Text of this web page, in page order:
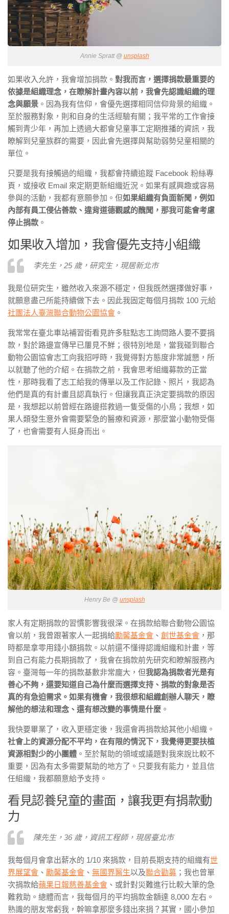
Annie Spratt @ unsplash
如果收入允許，我會增加捐款。 對我而言，選擇捐款最重要的
依據是組織理念，在瞭解計畫內容以前，我會先認識組織的理
念與願景 。因為我有信仰，會優先選擇相同信仰背景的組織。
至於服務對象，則和自身的生活經驗有關；我平常的工作會接
觸到青少年，再加上透過大都會兒童事工定期推播的資訊，我
瞭解到兒童族群的需要，因此會先選擇與幫助弱勢兒童相關的
單位。
只要是我有接觸過的組織，我都會持續追蹤 Facebook 粉絲專
頁，或接收 Email 來定期更新組織近況。如果有感興趣或容易
參與的活動，我都有意願參加。但如果組織有負面新聞，例如
內部有員工侵佔善款、違背道德觀感的醜聞，那我可能會考慮
停止捐款 。
如果收入增加，我會優先支持小組織
李先生，25 歲，研究生，現居新北市
我是位研究生，雖然收入來源不穩定，但我既然選擇做好事，
就願意盡己所能持續做下去。因此我固定每個月捐款 100 元給
社團法人臺灣聯合動物公園協會 。
我常常在臺北車站補習街看見許多駐點志工詢問路人要不要捐
款，對於路邊宣傳早已屢見不鮮；很特別地是，當我碰到聯合
動物公園協會志工向我招呼時，我覺得對方態度非常誠懇，所
以就聽了他的介紹。在捐款之前，我會思考組織募款的正當
性，那時我看了志工給我的傳單以及工作記錄、照片，我認為
他們是真的有計畫且認真執行。但讓我真正決定要捐款的原因
是，我想起以前曾經在路邊搭救過一隻受傷的小鳥；我想，如
果人類發生意外會需要緊急的醫療和資源，那麼當小動物受傷
了，也會需要有人挺身而出。
Henry Be @ unsplash
家人有定期捐款的習慣影響我很深。在捐款給聯合動物公園協
會以前，我曾跟著家人一起捐給勵馨基金會 、 創世基金會 ，那
時都是拿零用錢小額捐款。以前還不懂得認識組織和計畫，等
到自己有能力長期捐款了，我會在捐款前先研究和瞭解服務內
容。臺灣每一年的捐款基數非常龐大，但我認為捐款者光是有
善心不夠，還要知道自己為什麼而選擇支持、捐款的對象是否
真的有急迫需求。如果有機會，我很想和組織創辦人聊天，瞭
解他的想法和理念、還有想改變的事情是什麼 。
我快要畢業了，收入更穩定後，我還會再捐款給其他小組織。
社會上的資源分配不平均，在有限的情況下，我覺得更要扶植
資源相對少的小團體 。至於幫助的領域或議題對我來說比較不
重要，因為有太多需要幫助的地方了。只要我有能力，並且信
任組織，我都願意給予支持。
看見認養兒童的畫面，讓我更有捐款動
力
陳先生，36 歲，資訊工程師，現居臺北市
我每個月會拿出薪水的 1/10 來捐款，目前長期支持的組織有世
界展望會 、 勵馨基金會 、 無國界醫生以及聯合勸募 ；我也曾單
次捐款給蘋果日報慈善基金會 、或針對災難進行比較大筆的急
難救助。總體而言，我每個月的平均捐款金額達 8,000 左右。
熟識的朋友常虧我，幹嘛拿那麼多錢出來捐？ 其實，國小參加